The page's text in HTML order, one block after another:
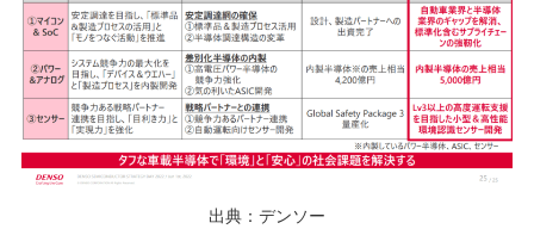
出典：デンソー